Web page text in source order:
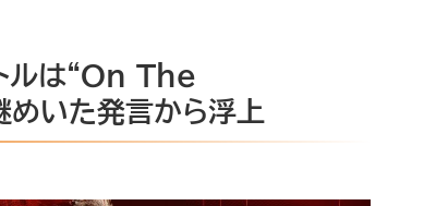
トルは“On The
めいた発言から浮上